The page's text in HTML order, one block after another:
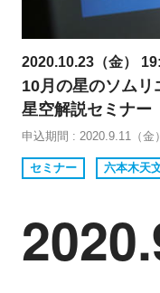
2020.10.23（金）
10月の星のソム
星空解説セミナー
申込期間 : 2020.9.11（金
セミナー 六本木天